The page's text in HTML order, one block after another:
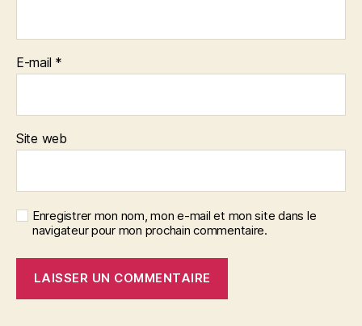
E-mail *
Site web
Enregistrer mon nom, mon e-mail et mon site dans le
navigateur pour mon prochain commentaire.